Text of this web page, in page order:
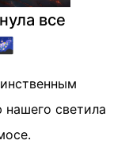
все
нашего светила